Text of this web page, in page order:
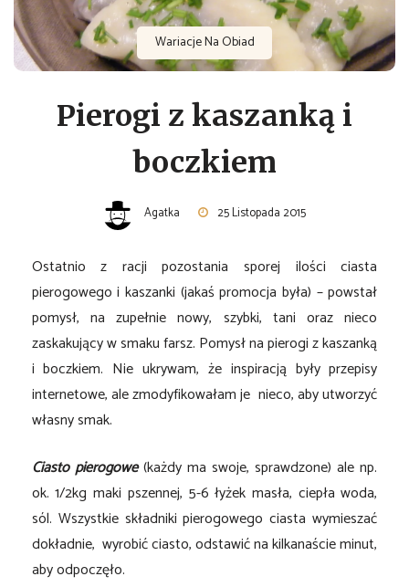
Wariacje Na Obiad
Pierogi z kaszanką i
boczkiem
Agatka 25 Listopada 2015
Ostatnio z racji pozostania sporej ilości ciasta
pierogowego i kaszanki (jakaś promocja była) – powstał
pomysł, na zupełnie nowy, szybki, tani oraz nieco
zaskakujący w smaku farsz. Pomysł na pierogi z kaszanką
i boczkiem. Nie ukrywam, że inspiracją były przepisy
internetowe, ale zmodyfikowałam je nieco, aby utworzyć
własny smak.
Ciasto pierogowe(każdy ma swoje, sprawdzone) ale np.
ok. 1/2kg maki pszennej, 5-6 łyżek masła, ciepła woda,
sól. Wszystkie składniki pierogowego ciasta wymieszać
dokładnie, wyrobić ciasto, odstawić na kilkanaście minut,
aby odpoczęło.